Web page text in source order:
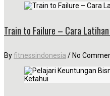
Train to Failure – Cara
Byfitnessindonesia / No